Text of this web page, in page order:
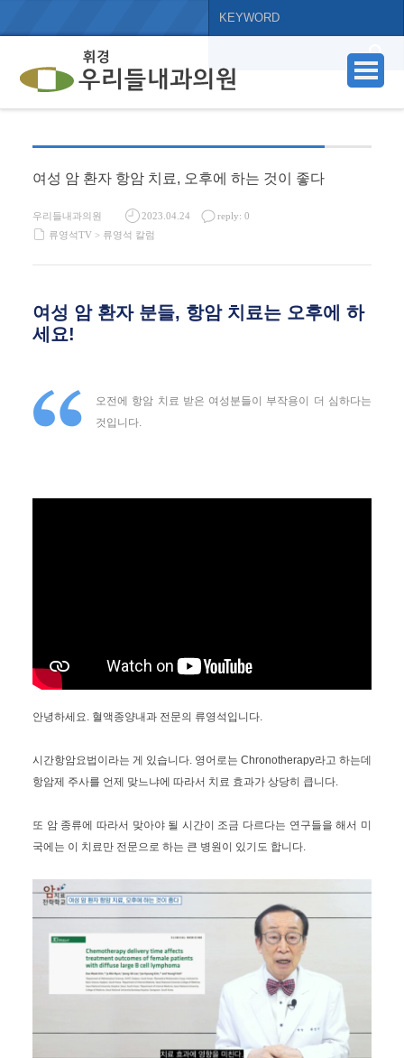
여성 암 환자 항암 치료, 오후에 하는 것이 좋다
우리들내과의원 2023.04.24
reply: 0
류영석TV > 류영석 칼럼
여성 암 환자 분들, 항암 치료는 오후에 하
세요!
오전에 항암 치료 받은 여성분들이 부작용이 더 심하다는
것입니다.
안녕하세요. 혈액종양내과 전문의 류영석입니다.
시간항암요법이라는 게 있습니다. 영어로는 Chronotherapy라고 하는데
항암제 주사를 언제 맞느냐에 따라서 치료 효과가 상당히 큽니다.
또 암 종류에 따라서 맞아야 될 시간이 조금 다르다는 연구들을 해서 미
국에는 이 치료만 전문으로 하는 큰 병원이 있기도 합니다.